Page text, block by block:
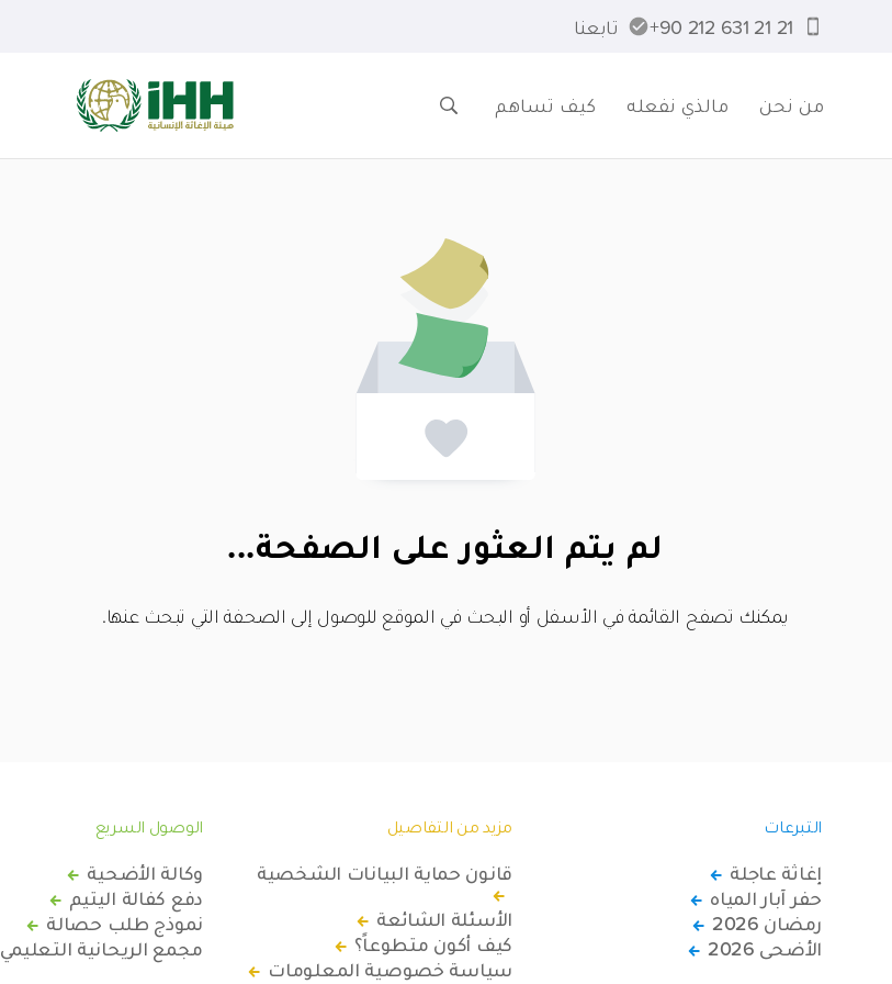
21 21 631 212 90+ تابعنا
من نحن مالذي نفعله كيف تساهم
لم يتم العثور على الصفحة...
يمكنك تصفح القائمة في الأسفل أو البحث في الموقع للوصول إلى الصحفة التي تبحث عنها.
التبرعات
إغاثة عاجلة
حفر آبار المياه
رمضان 2026
الأضحى 2026
مزيد من التفاصيل
قانون حماية البيانات الشخصية
الأسئلة الشائعة
كيف أكون متطوعاً؟
سياسة خصوصية المعلومات
الوصول السريع
وكالة الأضحية
دفع كفالة اليتيم
نموذج طلب حصالة
مجمع الريحانية التعليمي